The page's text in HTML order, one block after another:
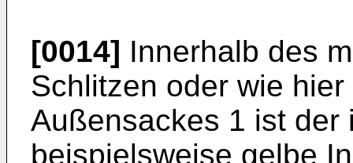
[0014] Innerhalb des
Schlitzen oder wie
Außensackes 1 ist der
beispielsweise gelbe